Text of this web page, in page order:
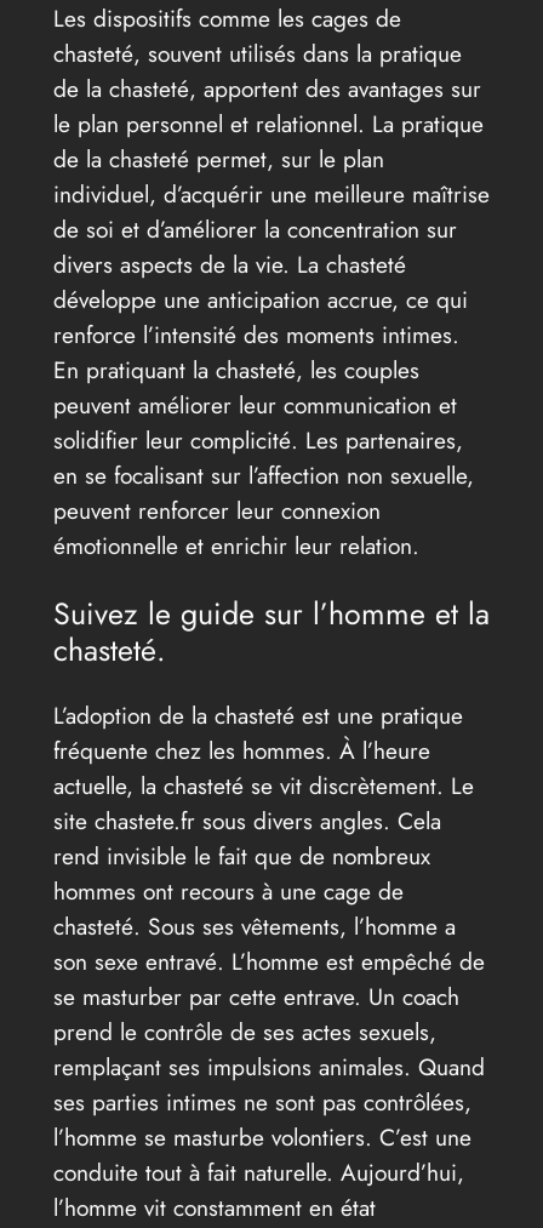
Les dispositifs comme les cages de
chasteté, souvent utilisés dans la pratique
de la chasteté, apportent des avantages sur
le plan personnel et relationnel. La pratique
de la chasteté permet, sur le plan
individuel, d’acquérir une meilleure maîtrise
de soi et d’améliorer la concentration sur
divers aspects de la vie. La chasteté
développe une anticipation accrue, ce qui
renforce l’intensité des moments intimes.
En pratiquant la chasteté, les couples
peuvent améliorer leur communication et
solidifier leur complicité. Les partenaires,
en se focalisant sur l’affection non sexuelle,
peuvent renforcer leur connexion
émotionnelle et enrichir leur relation.
Suivez le guide sur l’homme et la
chasteté.
L’adoption de la chasteté est une pratique
fréquente chez les hommes. À l’heure
actuelle, la chasteté se vit discrètement. Le
site chastete.fr sous divers angles. Cela
rend invisible le fait que de nombreux
hommes ont recours à une cage de
chasteté. Sous ses vêtements, l’homme a
son sexe entravé. L’homme est empêché de
se masturber par cette entrave. Un coach
prend le contrôle de ses actes sexuels,
remplaçant ses impulsions animales. Quand
ses parties intimes ne sont pas contrôlées,
l’homme se masturbe volontiers. C’est une
conduite tout à fait naturelle. Aujourd’hui,
l’homme vit constamment en état